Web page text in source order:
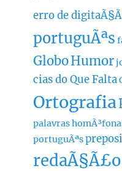
erro de
portuguÃªs
GloboHumor
cias do Que Falta
Ortografia
palavras
portuguÃªs
redaÃ§Ã£o